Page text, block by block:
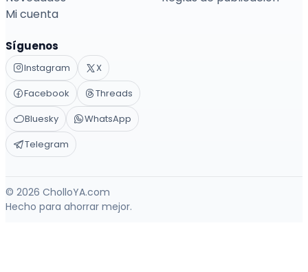
Mi cuenta
Síguenos
Instagram
X
Facebook
Threads
Bluesky
WhatsApp
Telegram
© 2026 CholloYA.com
Hecho para ahorrar mejor.